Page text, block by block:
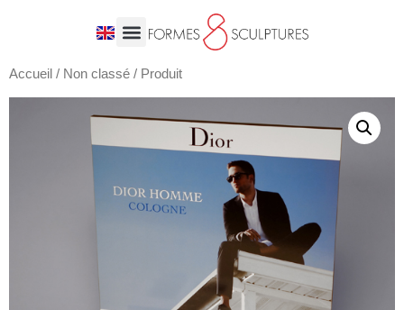
Accueil / Non classé / Produit